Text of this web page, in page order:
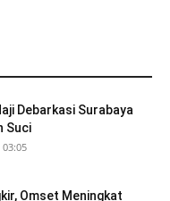
Debarkasi Surabaya
Suci
Omset Meningkat